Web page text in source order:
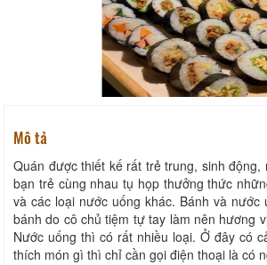
Mô tả
Quán được thiết kế rất trẻ trung, sinh
bạn trẻ cùng nhau tụ họp thưởng thức
và các loại nước uống khác. Bánh và nước
bánh do cô chủ tiệm tự tay làm nên hương
Nước uống thì có rất nhiều loại. Ở đây có
thích món gì thì chỉ cần gọi điện thoại là có